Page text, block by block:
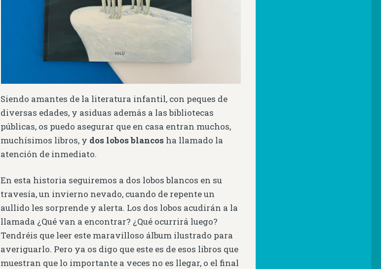
Siendo amantes de la literatura infantil, con peques de
diversas edades, y asiduas además a las bibliotecas
públicas, os puedo asegurar que en casa entran muchos,
muchísimos libros, y dos lobos blancos ha llamado la
atención de inmediato.
En esta historia seguiremos a dos lobos blancos en su
travesía, un invierno nevado, cuando de repente un
aullido les sorprende y alerta. Los dos lobos acudirán a la
llamada ¿Qué van a encontrar? ¿Qué ocurrirá luego?
Tendréis que leer este maravilloso álbum ilustrado para
averiguarlo. Pero ya os digo que este es de esos libros que
muestran que lo importante a veces no es llegar, o el final